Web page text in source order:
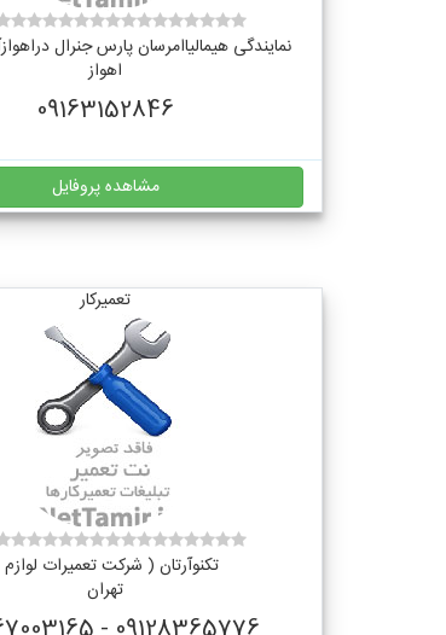
نمایندگی هیمالیاامرسان پارس جنرال
اهواز
09163152846
مشاهده پروفایل
تعمیرکار
تکنوآرتان ( شرکت تعمیرات
تهران